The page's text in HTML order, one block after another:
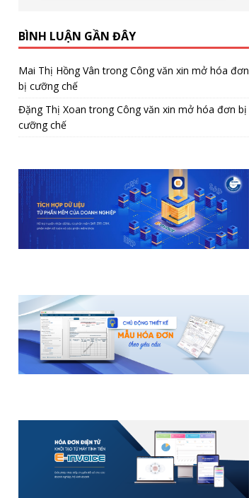
BÌNH LUẬN GẦN ĐÂY
Mai Thị Hồng Vân trongCông văn xin mở hóa đơn
bị cưỡng chế
Đặng Thị Xoan trongCông văn xin mở hóa đơn bị
cưỡng chế